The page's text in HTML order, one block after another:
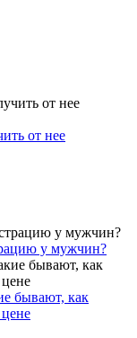
от нее
у мужчин?
бывают, как